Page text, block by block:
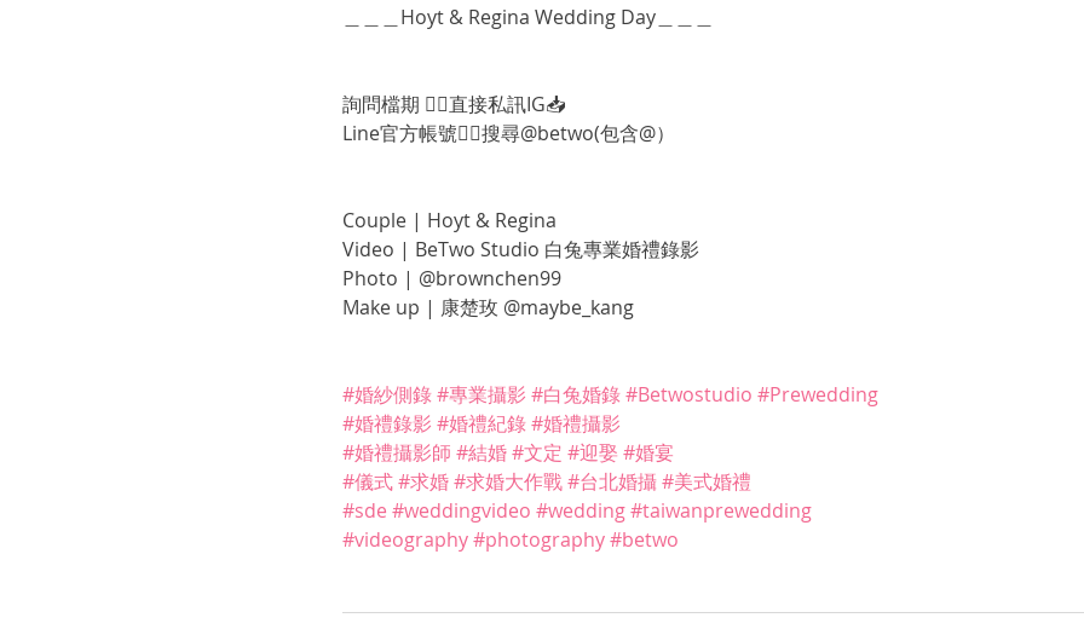
＿＿＿Hoyt & Regina Wedding Day＿＿＿
詢問檔期 👉🏻直接私訊IG📥
Line官方帳號👉🏻搜尋@betwo(包含@）
Couple | Hoyt & Regina
Video | BeTwo Studio 白兔專業婚禮錄影
Photo | @brownchen99
Make up | 康楚玫 @maybe_kang
#婚紗側錄#專業攝影 #白兔婚錄#Betwostudio #Prewedding
#婚禮錄影 #婚禮紀錄#婚禮攝影
#婚禮攝影師 #結婚#文定 #迎娶#婚宴
#儀式#求婚#求婚大作戰#台北婚攝#美式婚禮
#sde #weddingvideo #wedding#taiwanprewedding
#videography#photography#betwo